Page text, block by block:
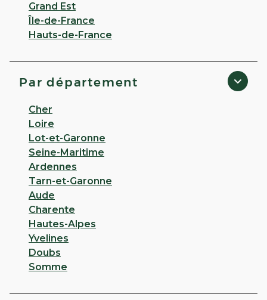
Grand Est
Île-de-France
Hauts-de-France
Par département
Cher
Loire
Lot-et-Garonne
Seine-Maritime
Ardennes
Tarn-et-Garonne
Aude
Charente
Hautes-Alpes
Yvelines
Doubs
Somme